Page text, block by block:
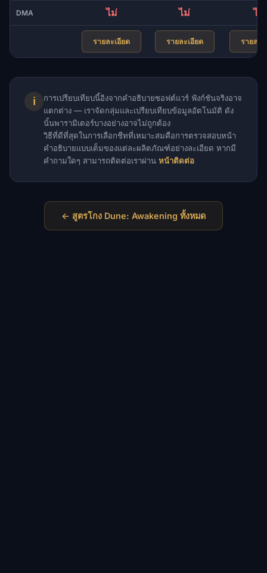
DMA ไม่ ไม่ ไม่
รายละเอียด รายละเอียด รายละเ
ℹ
การเปรียบเทียบนี้อิงจากคำอธิบายซอฟต์แวร์ ฟังก์ชันจริงอาจ
แตกต่าง — เราจัดกลุ่มและเปรียบเทียบข้อมูลอัตโนมัติ ดัง
นั้นพารามิเตอร์บางอย่างอาจไม่ถูกต้อง
วิธีที่ดีที่สุดในการเลือกชีทที่เหมาะสมคือการตรวจสอบหน้า
คำอธิบายแบบเต็มของแต่ละผลิตภัณฑ์อย่างละเอียด หากมี
คำถามใดๆ สามารถติดต่อเราผ่าน หน้าติดต่อ
← สูตรโกง Dune: Awakening ทั้งหมด